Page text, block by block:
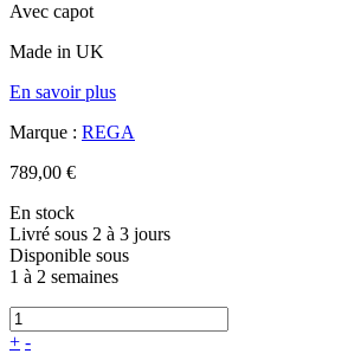
Avec capot
Made in UK
En savoir plus
Marque : REGA
789,00 €
En stock
Livré sous 2 à 3 jours
Disponible sous
1 à 2 semaines
+ -